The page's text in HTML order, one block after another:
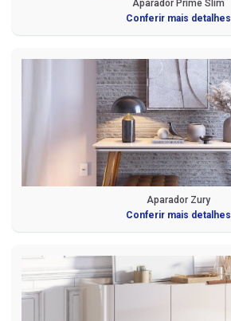
Aparador Prime Slim
Conferir mais detalhes
Aparador Zury
Conferir mais detalhes